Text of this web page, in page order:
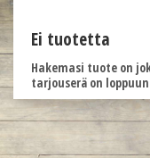
Ei tuotetta
Hakemasi tuote on
tarjouserä on